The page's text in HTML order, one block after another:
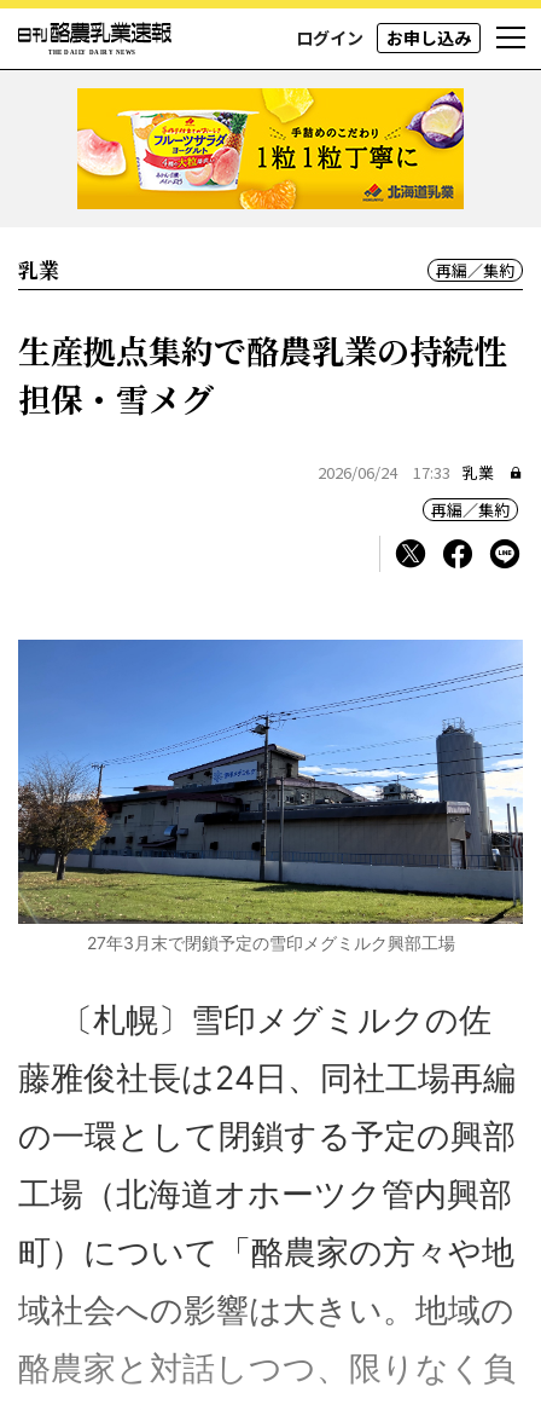
ログイン お申し込み
乳業 再編／集約
生産拠点集約で酪農乳業の持続性
担保・雪メグ
2026/06/24 17:33 乳業
再編／集約
27年3月末で閉鎖予定の雪印メグミルク興部工場
〔札幌〕雪印メグミルクの佐
藤雅俊社長は24日、同社工場再編
の一環として閉鎖する予定の興部
工場（北海道オホーツク管内興部
町）について「酪農家の方々や地
域社会への影響は大きい。地域の
酪農家と対話しつつ、限りなく負